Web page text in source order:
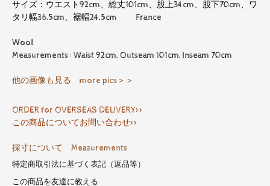
サイズ：ウエスト92cm、総丈101cm、股上34cm、股下70cm、ワ
タリ幅36.5cm、裾幅24.5cm France
Wool
Measurements : Waist 92cm, Outseam 101cm, Inseam 70cm
他の画像も見る more pics＞＞
ORDER for OVERSEAS DELIVERY>>
この商品についてお問い合わせ>>
採寸について Measurements
特定商取引法に基づく表記（返品等）
この商品を友達に教える